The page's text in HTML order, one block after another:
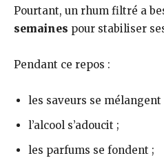
Pourtant, un rhum filtré a
semaines pour stabiliser
Pendant ce repos :
les saveurs se mélangent
l’alcool s’adoucit ;
les parfums se fondent ;